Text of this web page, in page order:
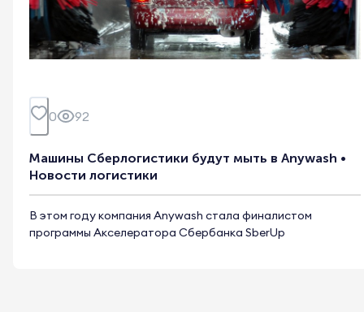
0 92
Машины Сберлогистики будут мыть в Anywash •
Новости логистики
В этом году компания Anywash стала финалистом
программы Акселератора Сбербанка SberUp